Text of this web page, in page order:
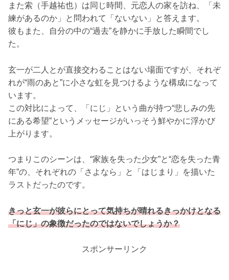
また索（手越祐也）は同じ時間、元恋人の家を訪ね、「未
練があるのか」と問われて「ないない」と答えます。
彼もまた、自分の中の“過去”を静かに手放した瞬間でし
た。
玄一が二人とが直接交わることはない場面ですが、それぞ
れが“雨のあと”に小さな虹を見つけるような構成になって
います。
この対比によって、「にじ」という曲が持つ“悲しみの先
にある希望”というメッセージがいっそう鮮やかに浮かび
上がります。
つまりこのシーンは、“家族を失った少女”と“恋を失った青
年”の、それぞれの「さよなら」と「はじまり」を描いた
ラストだったのです。
きっと玄一が彼らにとって気持ちが晴れるきっかけとなる
「にじ」の象徴だったのではないでしょうか？
スポンサーリンク